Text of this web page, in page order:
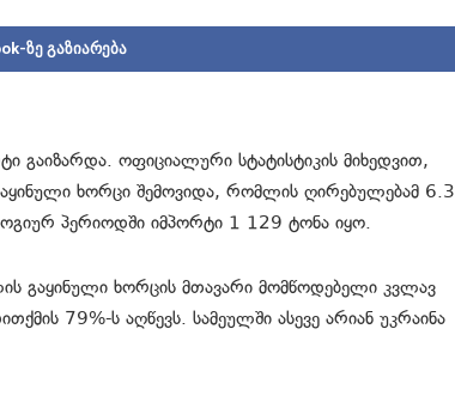
ზე გაზიარება
გაიზარდა. ოფიციალური სტატისტიკის მიხედვით,
ხორცი შემოვიდა, რომლის ღირებულებამ 6.3
პერიოდში იმპორტი 1 129 ტონა იყო.
გაყინული ხორცის მთავარი მომწოდებელი კვლავ
79%-ს აღწევს. სამეულში ასევე არიან უკრაინა